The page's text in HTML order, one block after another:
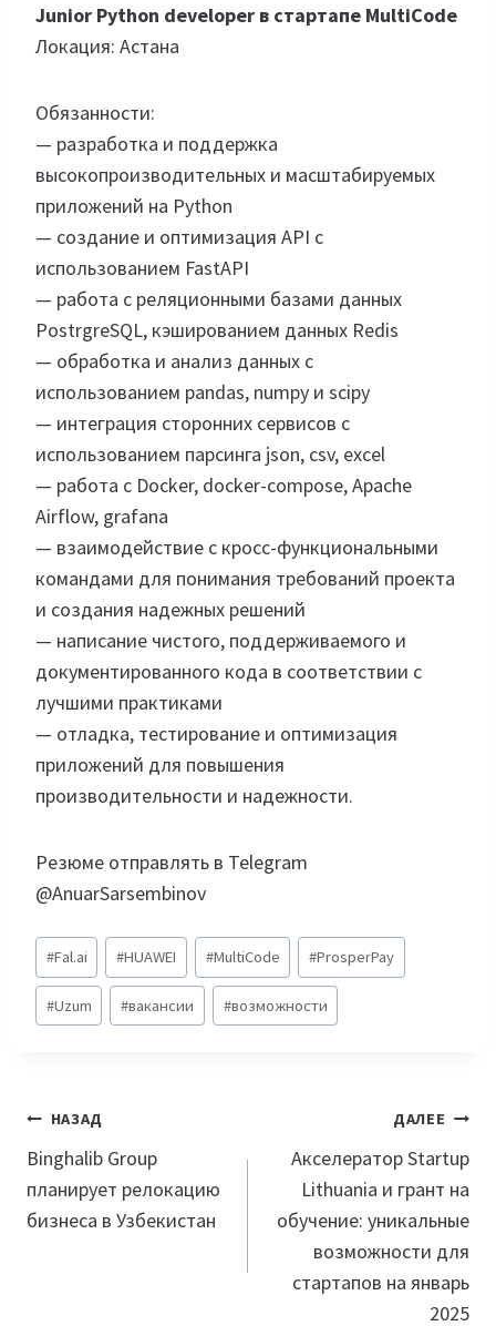
Junior Python developer в стартапе MultiCode
Локация: Астана
Обязанности:
— разработка и поддержка
высокопроизводительных и масштабируемых
приложений на Python
— создание и оптимизация API с
использованием FastAPI
— работа с реляционными базами данных
PostrgreSQL, кэшированием данных Redis
— обработка и анализ данных с
использованием pandas, numpy и scipy
— интеграция сторонних сервисов с
использованием парсинга json, csv, excel
— работа с Docker, docker-compose, Apache
Airflow, grafana
— взаимодействие с кросс-функциональными
командами для понимания требований проекта
и создания надежных решений
— написание чистого, поддерживаемого и
документированного кода в соответствии с
лучшими практиками
— отладка, тестирование и оптимизация
приложений для повышения
производительности и надежности.
Резюме отправлять в Telegram
@AnuarSarsembinov
Метки
записи:
#Fal.ai #HUAWEI #MultiCode #ProsperPay
#Uzum #вакансии #возможности
Навигация
по
записям
НАЗАД
Binghalib Group
планирует релокацию
бизнеса в Узбекистан
ДАЛЕЕ
Акселератор Startup
Lithuania и грант на
обучение: уникальные
возможности для
стартапов на январь
2025